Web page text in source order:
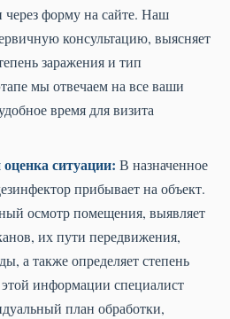
форму на сайте. Наш
консультацию, выясняет
заражения и тип
мы отвечаем на все ваши
время для визита
ситуации: В назначенное
прибывает на объект.
осмотр помещения, выявляет
их пути передвижения,
а также определяет степень
информации специалист
план обработки,